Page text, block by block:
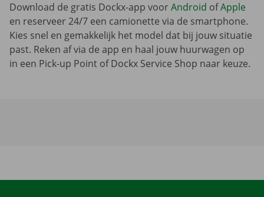
Download de gratis Dockx-app voorAndroid ofApple
en reserveer 24/7 een camionette via de smartphone.
Kies snel en gemakkelijk het model dat bij jouw situatie
past. Reken af via de app en haal jouw huurwagen op
in een Pick-up Point of Dockx Service Shop naar keuze.